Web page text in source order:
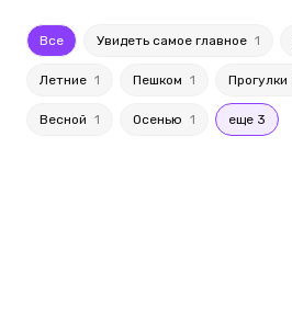
Все Увидеть самое главное 1
Летние 1 Пешком 1 Прогулки
Весной 1 Осенью 1 еще 3